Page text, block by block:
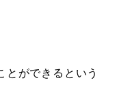
とができるという